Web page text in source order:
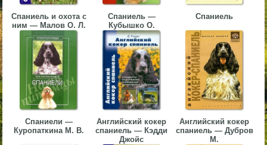
Спаниель и охота с
ним — Малов О. Л.
Спаниель —
Кубышко О.
Спаниель
Спаниели —
Куропаткина М. В.
Английский кокер
спаниель — Кэдди
Джойс
Английский кокер
спаниель — Дубров
М.
▼